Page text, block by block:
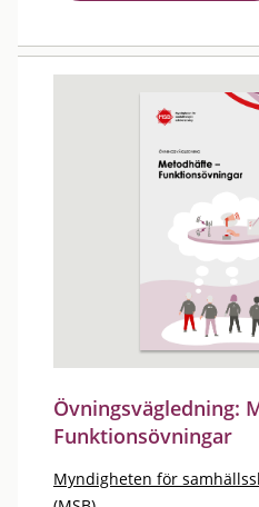
Övningsvägledning:
Funktionsövningar
Myndigheten för